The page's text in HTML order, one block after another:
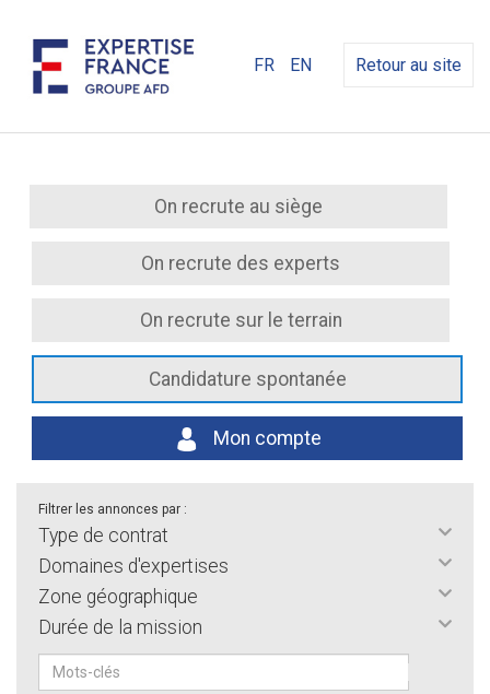
FR EN Retour au site
On recrute au siège
On recrute des experts
On recrute sur le terrain
Candidature spontanée
Mon compte
Filtrer les annonces par :
Type de contrat
Domaines d'expertises
Zone géographique
Durée de la mission